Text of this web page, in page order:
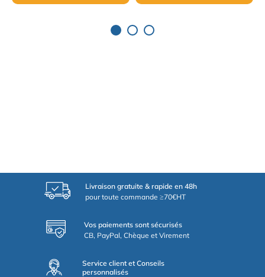
Livraison gratuite & rapide en 48h
pour toute commande ≥70€HT
Vos paiements sont sécurisés
CB, PayPal, Chèque et Virement
Service client et Conseils
personnalisés